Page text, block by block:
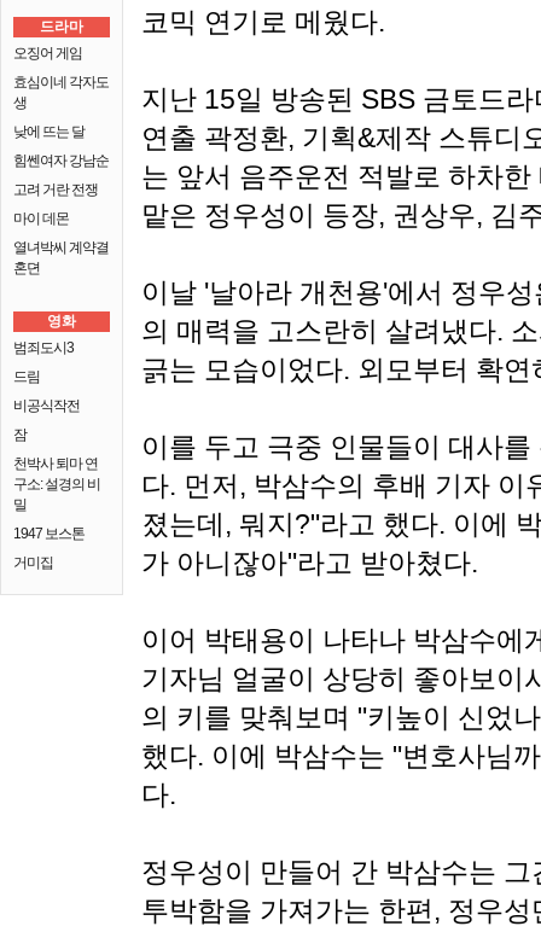
드라마
오징어 게임
효심이네 각자도
생
낮에 뜨는 달
힘쎈여자 강남순
고려 거란 전쟁
마이 데몬
열녀박씨 계약결
혼뎐
영화
범죄도시3
드림
비공식작전
잠
천박사 퇴마 연
구소: 설경의 비
밀
1947 보스톤
거미집
코믹 연기로 메웠다.
지난 15일 방송된 SBS 금토드라
연출 곽정환, 기획&제작 스튜디
는 앞서 음주운전 적발로 하차
맡은 정우성이 등장, 권상우, 김
이날 '날아라 개천용'에서 정우
의 매력을 고스란히 살려냈다.
긁는 모습이었다. 외모부터 확
이를 두고 극중 인물들이 대사
다. 먼저, 박삼수의 후배 기자
졌는데, 뭐지?"라고 했다. 이에
가 아니잖아"라고 받아쳤다.
이어 박태용이 나타나 박삼수에
기자님 얼굴이 상당히 좋아보이
의 키를 맞춰보며 "키높이 신었
했다. 이에 박삼수는 "변호사님
다.
정우성이 만들어 간 박삼수는
투박함을 가져가는 한편, 정우